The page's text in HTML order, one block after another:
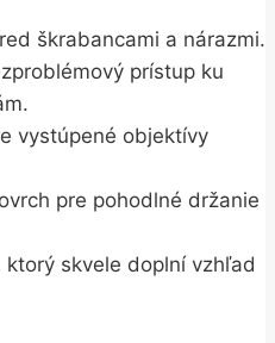
škrabancami a nárazmi.
prístup ku
vystúpené objektívy
pre pohodlné držanie
skvele doplní vzhľad